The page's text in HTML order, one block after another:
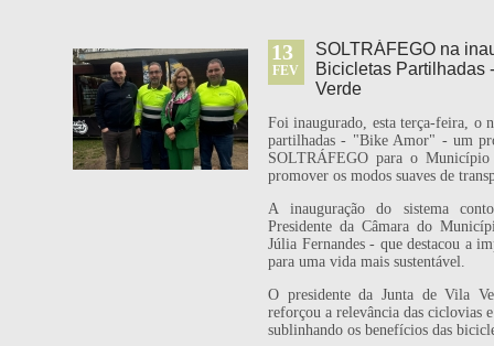
13
FEV
SOLTRÁFEGO na
Bicicletas Partilhadas
Verde
Foi inaugurado, esta terça-feira, o
partilhadas - "Bike Amor" - um
SOLTRÁFEGO para o
promover os modos suaves de
A inauguração do sistema
Presidente da Câmara do
Júlia Fernandes - que destacou a
para uma vida mais sustentável.
O presidente da Junta de Vila
reforçou a relevância das ciclovias
sublinhando os benefícios das